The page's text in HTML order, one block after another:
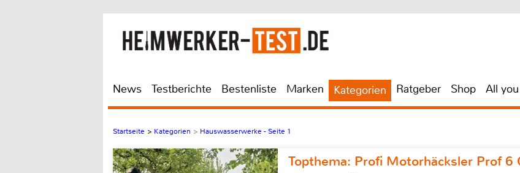
News Testberichte Bestenliste Marken Kategorien Ratgeber Shop All
Startseite > Kategorien > Hauswasserwerke - Seite 1
Topthema: Profi Motorhäcksler Prof 6